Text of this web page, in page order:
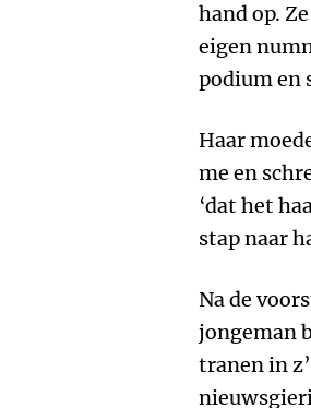
hand op.
eigen
podium en
Haar
me en
‘dat het
stap naar
Na de
jongeman
tranen in